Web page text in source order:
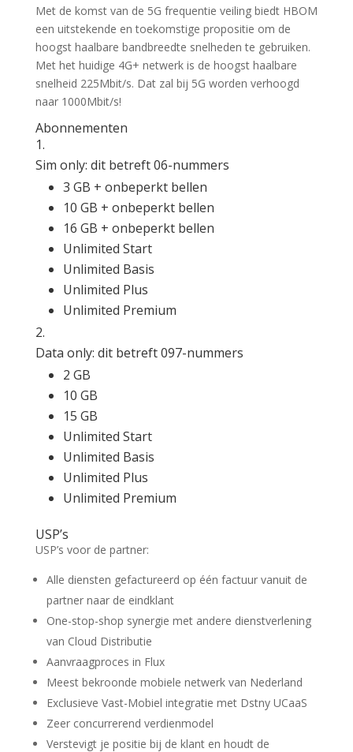
Met de komst van de 5G frequentie veiling biedt HBOM
een uitstekende en toekomstige propositie om de
hoogst haalbare bandbreedte snelheden te gebruiken.
Met het huidige 4G+ netwerk is de hoogst haalbare
snelheid 225Mbit/s. Dat zal bij 5G worden verhoogd
naar 1000Mbit/s!
Abonnementen
Sim only: dit betreft 06-nummers
3 GB + onbeperkt bellen
10 GB + onbeperkt bellen
16 GB + onbeperkt bellen
Unlimited Start
Unlimited Basis
Unlimited Plus
Unlimited Premium
Data only: dit betreft 097-nummers
2 GB
10 GB
15 GB
Unlimited Start
Unlimited Basis
Unlimited Plus
Unlimited Premium
USP’s
USP’s voor de partner:
Alle diensten gefactureerd op één factuur vanuit de
partner naar de eindklant
One-stop-shop synergie met andere dienstverlening
van Cloud Distributie
Aanvraagproces in Flux
Meest bekroonde mobiele netwerk van Nederland
Exclusieve Vast-Mobiel integratie met Dstny UCaaS
Zeer concurrerend verdienmodel
Verstevigt je positie bij de klant en houdt de